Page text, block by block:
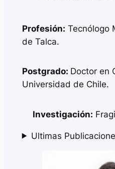
Profesión: Tecnólogo
de Talca.
Postgrado: Doctor en
Universidad de Chile.
Investigación:
Ultimas